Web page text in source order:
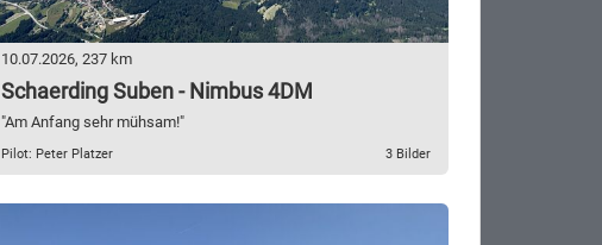
10.07.2026, 237 km
Schaerding Suben - Nimbus 4DM
"Am Anfang sehr mühsam!"
Pilot: Peter Platzer 3 Bilder